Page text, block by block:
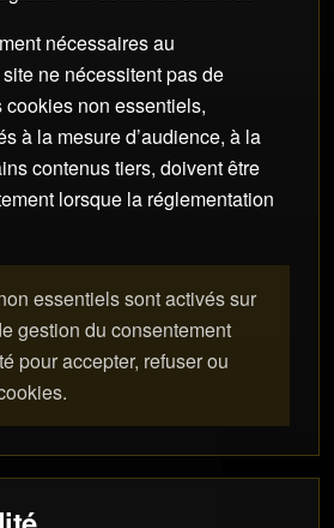
nécessaires au
ne nécessitent pas de
non essentiels,
à la mesure d’audience, à la
contenus tiers, doivent être
lorsque la réglementation
essentiels sont activés sur
gestion du consentement
pour accepter, refuser ou